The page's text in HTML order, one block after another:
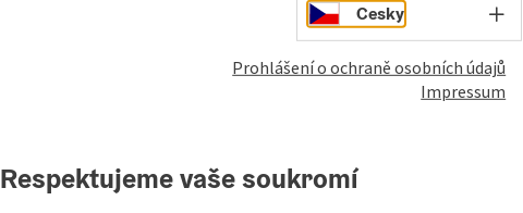
příjmení
nezávazná poptávka*
Cesky
Prohlášení o ochraně osobních údajů
Impressum
Respektujeme vaše soukromí